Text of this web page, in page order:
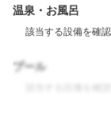
ツインルームに宿
てが可愛くて色合
温泉・お風呂
プール